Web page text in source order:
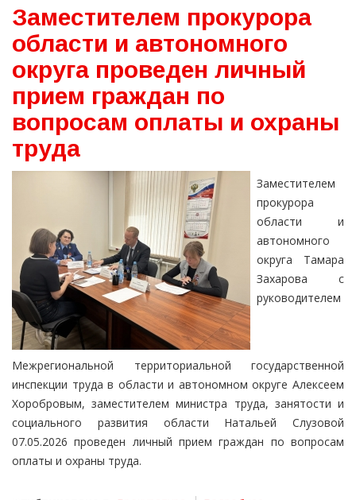
Заместителем прокурора
области и автономного
округа проведен личный
прием граждан по
вопросам оплаты и охраны
труда
Заместителем
прокурора
области и
автономного
округа Тамара
Захарова с
руководителем
Межрегиональной территориальной государственной
инспекции труда в области и автономном округе Алексеем
Хоробровым, заместителем министра труда, занятости и
социального развития области Натальей Слузовой
07.05.2026 проведен личный прием граждан по вопросам
оплаты и охраны труда.